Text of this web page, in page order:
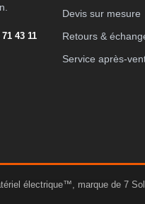
43 11
Devis sur mesure
Retours &
Service après-
électrique™, marque de 7